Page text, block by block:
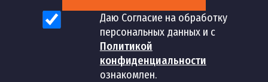
Даю Согласие на обработку
персональных данных и с
Политикой
конфиденциальности
ознакомлен.